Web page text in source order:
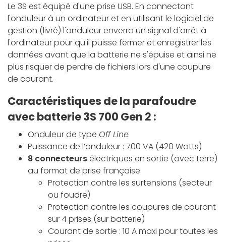
Le 3S est équipé d'une prise USB. En connectant
l'onduleur à un ordinateur et en utilisant le logiciel de
gestion (livré) l'onduleur enverra un signal d'arrêt à
l'ordinateur pour qu'il puisse fermer et enregistrer les
données avant que la batterie ne s'épuise et ainsi ne
plus risquer de perdre de fichiers lors d'une coupure
de courant.
Caractéristiques de la parafoudre
avec batterie 3S 700 Gen 2 :
Onduleur de type Off Line
Puissance de l’onduleur : 700 VA (420 Watts)
8 connecteursélectriques en sortie (avec terre)
au format de prise française
Protection contre les surtensions (secteur
ou foudre)
Protection contre les coupures de courant
sur 4 prises (sur batterie)
Courant de sortie : 10 A maxi pour toutes les